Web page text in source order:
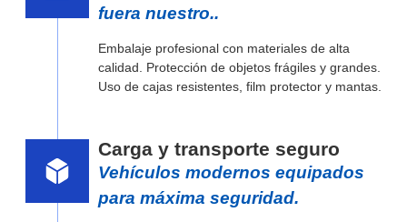
fuera nuestro..
Embalaje profesional con materiales de alta
calidad. Protección de objetos frágiles y grandes.
Uso de cajas resistentes, film protector y mantas.
Carga y transporte seguro
Vehículos modernos equipados
para máxima seguridad.